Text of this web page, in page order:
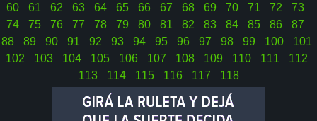
60
61 62 63 64 65 66 67 68 69 70 71 72
73
74
75 76 77 78 79 80 81 82 83 84 85 86
87
88
89 90 91 92 93 94 95 96 97 98 99 100
101
102
103 104 105 106 107 108 109 110 111
112
113
114 115 116 117 118